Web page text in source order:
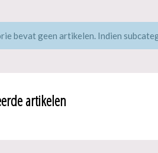
bevat geen artikelen. Indien
artikelen